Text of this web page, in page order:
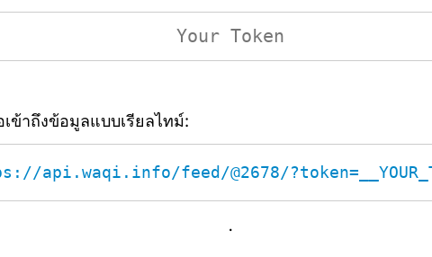
ข้าถึงข้อมูลแบบเรียลไทม์:
api.waqi.info/feed/@2678/
.